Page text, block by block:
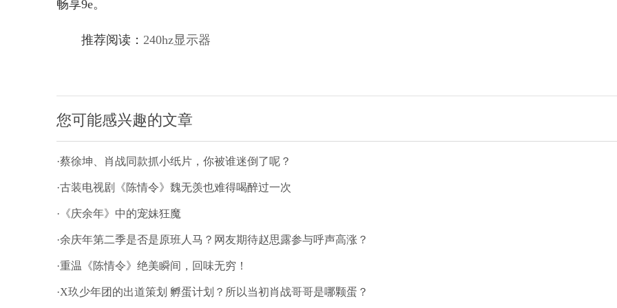
畅享9e。
推荐阅读： 240hz显示器
您可能感兴趣的文章
·蔡徐坤、肖战同款抓小纸片，你被谁迷倒了呢？
·古装电视剧《陈情令》魏无羡也难得喝醉过一次
·《庆余年》中的宠妹狂魔
·余庆年第二季是否是原班人马？网友期待赵思露参与呼声高涨？
·重温《陈情令》绝美瞬间，回味无穷！
·X玖少年团的出道策划 孵蛋计划？所以当初肖战哥哥是哪颗蛋？